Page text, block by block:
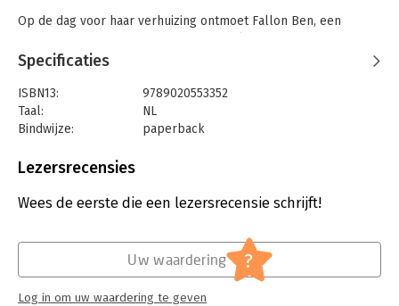
Op de dag voor haar verhuizing ontmoet Fallon Ben, een
Angeles samen door, en Fallons bewogen leven wordt de
inspiratie die Ben altijd al zocht voor zijn roman. In de jaren
erna blijven ze elkaar elke 9 november ontmoeten. Tot Fallon
op een dag niet meer zeker weet of Ben haar wel altijd de
waarheid vertelt. Kan Bens relatie met Fallon – en
liefdesverhaal als het eindigt in liefdesverdriet?
Specificaties
ISBN13:
9789020553352
Taal:
NL
Bindwijze:
paperback
Uitgever:
Verschijningsdatum:
11-1-2023
Literatuur en romans
Lezersrecensies
Wees de eerste die een lezersrecensie schrijft!
Uw waardering ?
Log in om uw waardering te geven